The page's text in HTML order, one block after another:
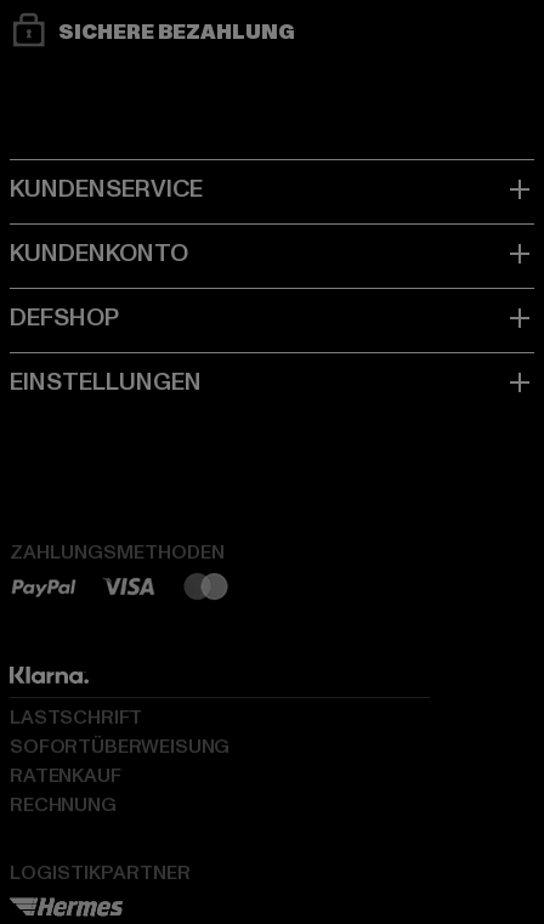
SICHERE BEZAHLUNG
ZAHLUNGSMETHODEN
LOGISTIKPARTNER
LASTSCHRIFT
SOFORTÜBERWEISUNG
RATENKAUF
RECHNUNG